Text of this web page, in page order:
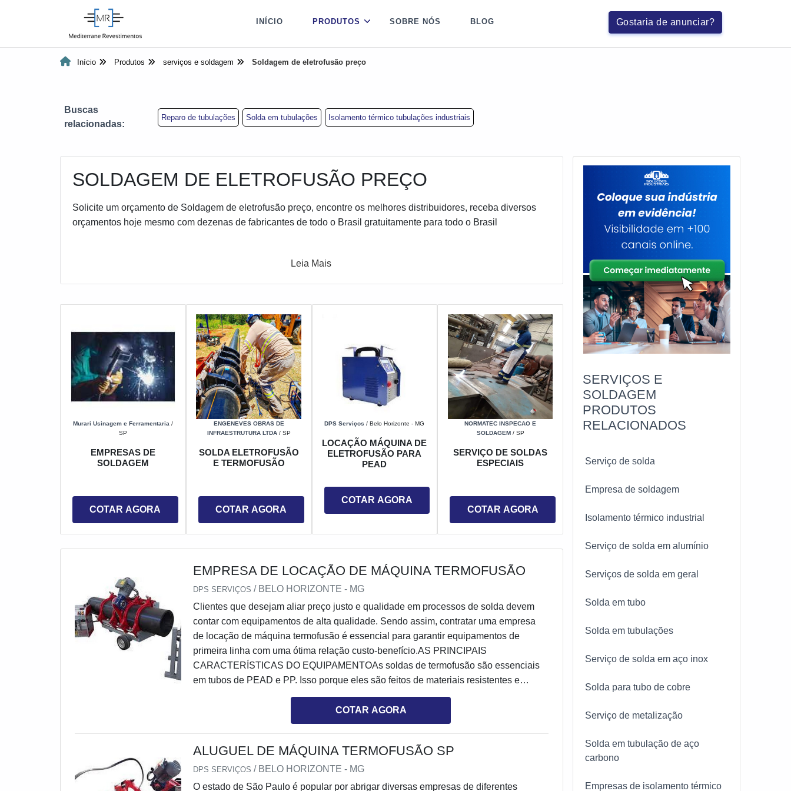
Gostaria de anunciar?
INÍCIO PRODUTOS SOBRE NÓS BLOG
Início Produtos serviços e soldagem Soldagem de eletrofusão preço
Buscas
relacionadas:
Reparo de tubulações Solda em tubulações Isolamento térmico tubulações industriais
SOLDAGEM DE ELETROFUSÃO PREÇO
Solicite um orçamento de Soldagem de eletrofusão preço, encontre os melhores distribuidores, receba diversos
orçamentos hoje mesmo com dezenas de fabricantes de todo o Brasil gratuitamente para todo o Brasil
Leia Mais
Murari Usinagem e Ferramentaria/
SP
EMPRESAS DE
SOLDAGEM
COTAR AGORA
ENGENEVES OBRAS DE
INFRAESTRUTURA LTDA/ SP
SOLDA ELETROFUSÃO
E TERMOFUSÃO
COTAR AGORA
DPS Serviços / Belo Horizonte - MG
LOCAÇÃO MÁQUINA DE
ELETROFUSÃO PARA
PEAD
COTAR AGORA
NORMATEC INSPECAO E
SOLDAGEM / SP
SERVIÇO DE SOLDAS
ESPECIAIS
COTAR AGORA
EMPRESA DE LOCAÇÃO DE MÁQUINA TERMOFUSÃO
DPS SERVIÇOS/ BELO HORIZONTE - MG
Clientes que desejam aliar preço justo e qualidade em processos de solda devem
contar com equipamentos de alta qualidade. Sendo assim, contratar uma empresa
de locação de máquina termofusão é essencial para garantir equipamentos de
primeira linha com uma ótima relação custo-benefício.AS PRINCIPAIS
CARACTERÍSTICAS DO EQUIPAMENTOAs soldas de termofusão são essenciais
em tubos de PEAD e PP. Isso porque eles são feitos de materiais resistentes e
indicados para uma série de atividades, seja saneamento, químico, entre outros. Por
isso, é fundamental contar com uma empresa de qualidade reconhecida, como a
DPS, para realizar a locação.A DPS é uma empresa especializada no aluguel de
termofusão. Além disso, todos os equipamentos são revisados periodicamente,
assegurando os melhores resultados possíveis para quem adquire os
serviços.Portanto, contar com a DPS é uma escolha assertiva para clientes de todo o
COTAR AGORA
ALUGUEL DE MÁQUINA TERMOFUSÃO SP
DPS SERVIÇOS/ BELO HORIZONTE - MG
O estado de São Paulo é popular por abrigar diversas empresas de diferentes
SERVIÇOS E
SOLDAGEM
PRODUTOS
RELACIONADOS
Serviço de solda
Empresa de soldagem
Isolamento térmico industrial
Serviço de solda em alumínio
Serviços de solda em geral
Solda em tubo
Solda em tubulações
Serviço de solda em aço inox
Solda para tubo de cobre
Serviço de metalização
Solda em tubulação de aço
carbono
Empresas de isolamento térmico